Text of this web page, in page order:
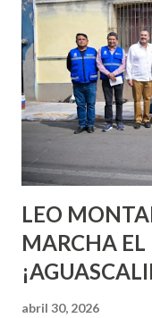
o expertas en el
aprender y nuevas
chica y aún no has
pienses que el sexo
experimentarlo,
experiencia te dirá,
son suficientemen...
LEO
MARCHA
abril 30, 2026